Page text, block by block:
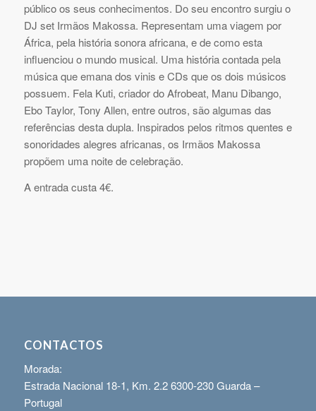
público os seus conhecimentos. Do seu encontro surgiu o
DJ set Irmãos Makossa. Representam uma viagem por
África, pela história sonora africana, e de como esta
influenciou o mundo musical. Uma história contada pela
música que emana dos vinis e CDs que os dois músicos
possuem. Fela Kuti, criador do Afrobeat, Manu Dibango,
Ebo Taylor, Tony Allen, entre outros, são algumas das
referências desta dupla. Inspirados pelos ritmos quentes e
sonoridades alegres africanas, os Irmãos Makossa
propõem uma noite de celebração.
A entrada custa 4€.
CONTACTOS
Morada:
Estrada Nacional 18-1, Km. 2.2 6300-230 Guarda –
Portugal